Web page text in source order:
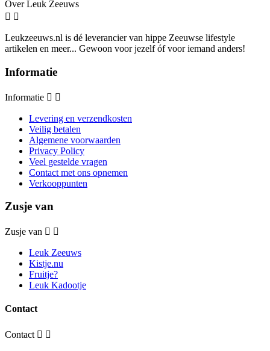
Over Leuk Zeeuws
 
Leukzeeuws.nl is dé leverancier van hippe Zeeuwse lifestyle
artikelen en meer... Gewoon voor jezelf óf voor iemand anders!
Informatie
Informatie  
Levering en verzendkosten
Veilig betalen
Algemene voorwaarden
Privacy Policy
Veel gestelde vragen
Contact met ons opnemen
Verkooppunten
Zusje van
Zusje van  
Leuk Zeeuws
Kistje.nu
Fruitje?
Leuk Kadootje
Contact
Contact  